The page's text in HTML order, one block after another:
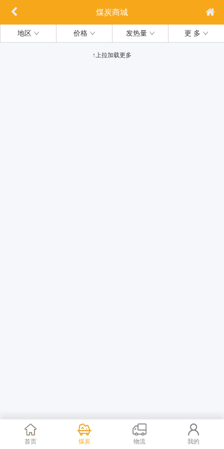
煤炭商城
地区 价格 发热量 更 多
↑上拉加载更多
首页 煤炭 物流 我的